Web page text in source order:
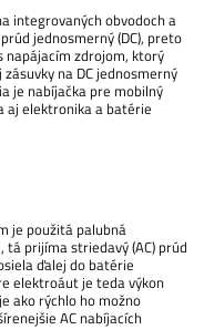
integrovaných obvodoch a
jednosmerný (DC), preto
napájacím zdrojom, ktorý
na DC jednosmerný
je nabíjačka pre mobilný
aj elektronika a batérie
je použitá palubná
prijíma striedavý (AC) prúd
ďalej do batérie
elektroáut je teda výkon
ako rýchlo ho možno
AC nabíjacích